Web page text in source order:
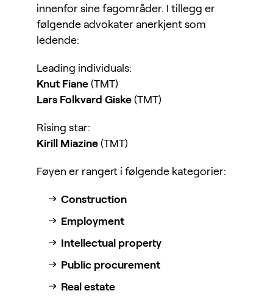
innenfor sine fagområder. I tillegg er
følgende advokater anerkjent som
ledende:
Leading individuals:
Knut Fiane (TMT)
Lars Folkvard Giske (TMT)
Rising star:
Kirill Miazine (TMT)
Føyen er rangert i følgende kategorier:
Construction
Employment
Intellectual property
Public procurement
Real estate